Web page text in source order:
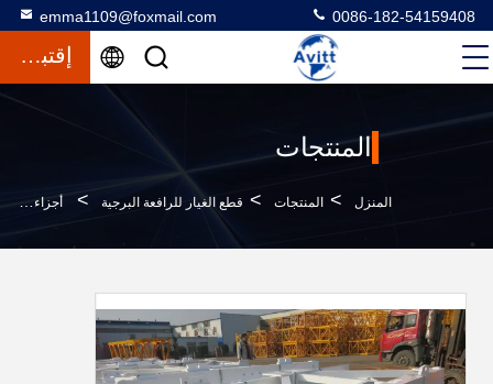
emma1109@foxmail.com 0086-182-54159408
إقتباس
المنتجات
المنزل > المنتجات > قطع الغيار للرافعة البرجية > أجزاء الصاعقة من Potain H25 14C 1.6*1.6*3m النوع المنقسم أو العقابي